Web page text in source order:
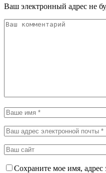
Ваш электронный адрес не
Сохраните мое имя, адрес